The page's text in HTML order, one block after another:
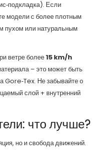
Если
модели с более плотным
пухом или натуральным
ветре более15 km/h
– это может быть
Не забывайте о
слой + внутренний
что лучше?
но и свобода движений.